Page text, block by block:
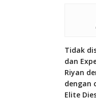
Tidak
dan
Riyan
dengan
Elite